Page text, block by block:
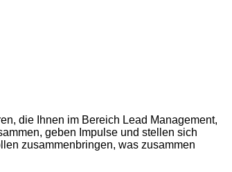
die Ihnen im Bereich Lead Management,
geben Impulse und stellen sich
zusammenbringen, was zusammen